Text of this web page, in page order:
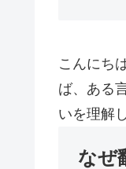
こんにち
ば、ある
いを理解
なぜ